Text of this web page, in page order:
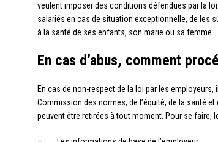
veulent imposer des conditions défendues par la
salariés en cas de situation exceptionnelle, de les
à la santé de ses enfants, son marie ou sa femme.
En cas d’abus, comment
En cas de non-respect de la loi par les
Commission des normes, de l’équité, de la santé
peuvent être retirées à tout moment. Pour se faire,